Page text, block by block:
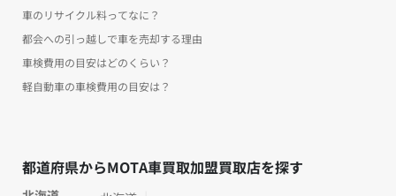
車のリサイクル料ってなに？
都会への引っ越しで車を売却する理由
車検費用の目安はどのくらい？
軽自動車の車検費用の目安は？
都道府県からMOTA車買取加盟買取店を探す